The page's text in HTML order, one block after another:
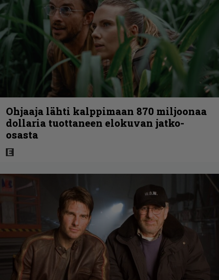
Ohjaaja lähti kalppimaan 870 miljoonaa
dollaria tuottaneen elokuvan jatko-
osasta